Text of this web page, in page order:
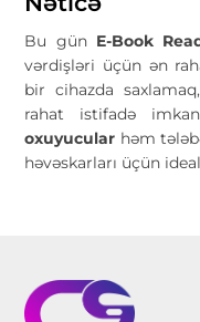
Bu gün E-Book
vərdişləri üçün ən
bir cihazda
rahat istifadə
oxuyucular həm
həvəskarları üçün